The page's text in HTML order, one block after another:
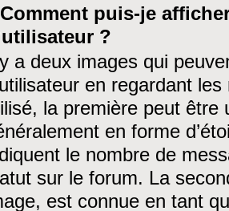
puis-je
?
a deux images qui
en regardant
la première peut être
en forme
le nombre de
sur le forum. La
est connue en tant